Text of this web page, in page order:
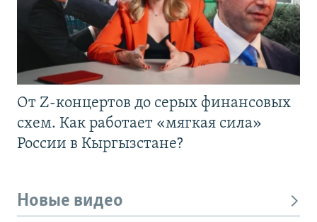
От Z-концертов до серых финансовых
схем. Как работает «мягкая сила»
России в Кыргызстане?
Новые видео